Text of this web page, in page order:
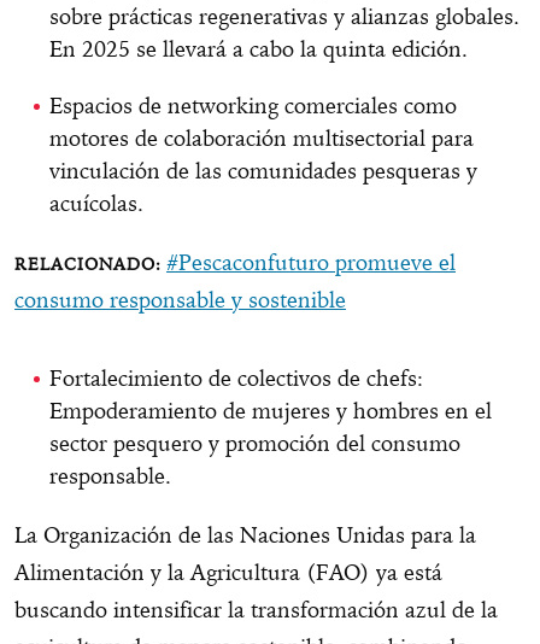
sobre prácticas regenerativas y alianzas globales.
En 2025 se llevará a cabo la quinta edición.
Espacios de networking comerciales como
motores de colaboración multisectorial para
vinculación de las comunidades pesqueras y
acuícolas.
#Pescaconfuturo promueve el
consumo responsable y sostenible
Fortalecimiento de colectivos de chefs:
Empoderamiento de mujeres y hombres en el
sector pesquero y promoción del consumo
responsable.
La Organización de las Naciones Unidas para la
Alimentación y la Agricultura (FAO) ya está
buscando intensificar la transformación azul de la